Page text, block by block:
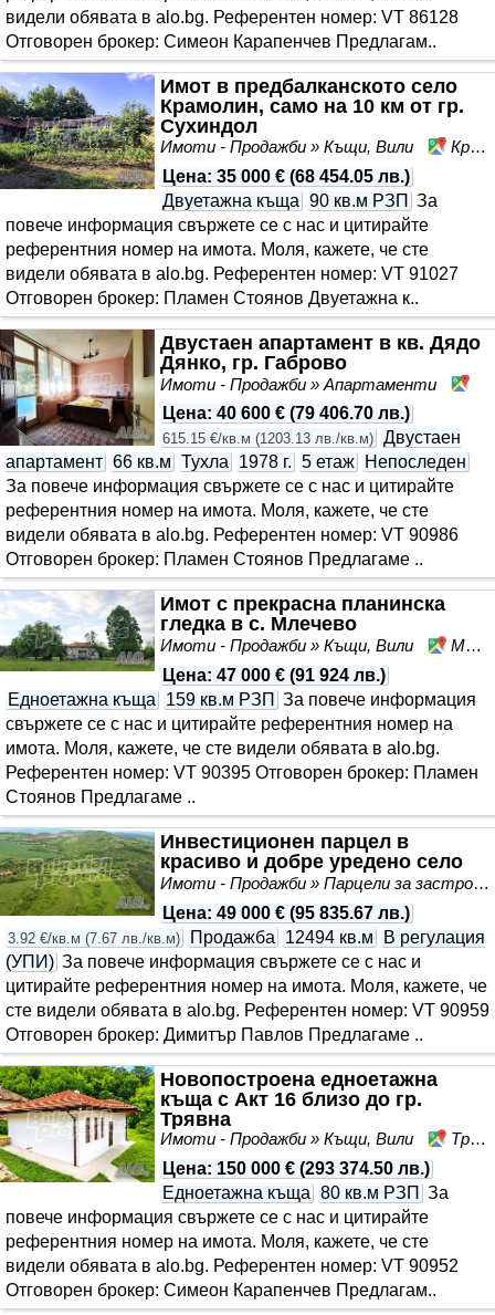
видeли обявата в alo.bg. Референтен номер: VT 86128
Отговорен брокер: Симеон Карапенчев Предлагам..
Имот в предбалканското село
Крамолин, само на 10 км от гр.
Сухиндол
Имоти - Продажби » Къщи, Вили
Крамолин, област Габрово
Цена: 35 000 € (68 454.05 лв.)
Двуетажна къща 90 кв.м РЗП За
повече информация свържете се с нас и цитирайте
референтния номер на имота. Моля, кажете, че сте
видeли обявата в alo.bg. Референтен номер: VT 91027
Отговорен брокер: Пламен Стоянов Двуетажна к..
Двустаен апартамент в кв. Дядо
Дянко, гр. Габрово
Имоти - Продажби » Апартаменти
Цена: 40 600 € (79 406.70 лв.)
615.15 €/кв.м (1203.13 лв./кв.м) Двустаен
апартамент 66 кв.м Тухла 1978 г. 5 етаж
Непоследен
За повече информация свържете се с нас и цитирайте
референтния номер на имота. Моля, кажете, че сте
видeли обявата в alo.bg. Референтен номер: VT 90986
Отговорен брокер: Пламен Стоянов Предлагаме ..
Имот с прекрасна планинска
гледка в с. Млечево
Имоти - Продажби » Къщи, Вили
Млечево, област Габрово
Цена: 47 000 € (91 924 лв.)
Едноетажна къща
159 кв.м РЗП За повече информация
свържете се с нас и цитирайте референтния номер на
имота. Моля, кажете, че сте видeли обявата в alo.bg.
Референтен номер: VT 90395 Отговорен брокер: Пламен
Стоянов Предлагаме ..
Инвестиционен парцел в
красиво и добре уредено село
Имоти - Продажби » Парцели за застрояване, Инвестиционни проекти
Цена: 49 000 € (95 835.67 лв.)
3.92 €/кв.м (7.67 лв./кв.м) Продажба 12494 кв.м
В регулация
(УПИ) За повече информация свържете се с нас и
цитирайте референтния номер на имота. Моля, кажете, че
сте видeли обявата в alo.bg. Референтен номер: VT 90959
Отговорен брокер: Димитър Павлов Предлагаме ..
Новопостроена едноетажна
къща с Акт 16 близо до гр.
Трявна
Имоти - Продажби » Къщи, Вили
Трявна, област Габрово
Цена: 150 000 € (293 374.50 лв.)
Едноетажна къща 80 кв.м РЗП За
повече информация свържете се с нас и цитирайте
референтния номер на имота. Моля, кажете, че сте
видeли обявата в alo.bg. Референтен номер: VT 90952
Отговорен брокер: Симеон Карапенчев Предлагам..